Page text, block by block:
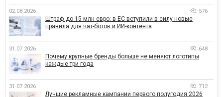
02.08.2026 576
Штраф до 15 млн евро: в ЕС вступили в силу новые
правила для чат-ботов и ИИ-контента
31.07.2026 648
Почему крупные бренды больше не меняют логотипы
каждые три года
31.07.2026 712
Лучшие рекламные кампании первого полугодия 2026